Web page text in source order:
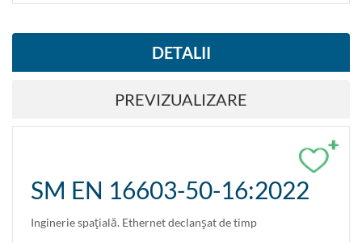
DETALII
PREVIZUALIZARE
+
SM EN 16603-50-16:2022
Inginerie spaţială. Ethernet declanşat de timp